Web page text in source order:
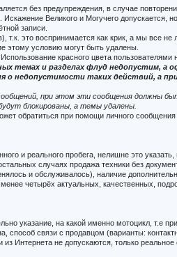
без предупреждения, в случае
Великого и Могучего
записи.
это воспринимается как крик, а мы все
этому условию могут быть удалены.
красного цвета пользователями
темах и разделах флуд недопустим, а
недопустимости таких действий, а
при этом эти сообщения должны
блокированы, а темы удалены.
обратиться при помощи личного
и реального пробега, нелишне это
случаях продажа техники без
и обслуживалось), наличие
четырёх актуальных, качественных,
указание, на какой именно мотоцикл, т.е
способ связи с продавцом (варианты:
Интернета не допускаются, только